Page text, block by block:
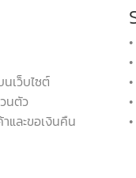
นเว็บไซต์
นตัว
และขอเงินคืน